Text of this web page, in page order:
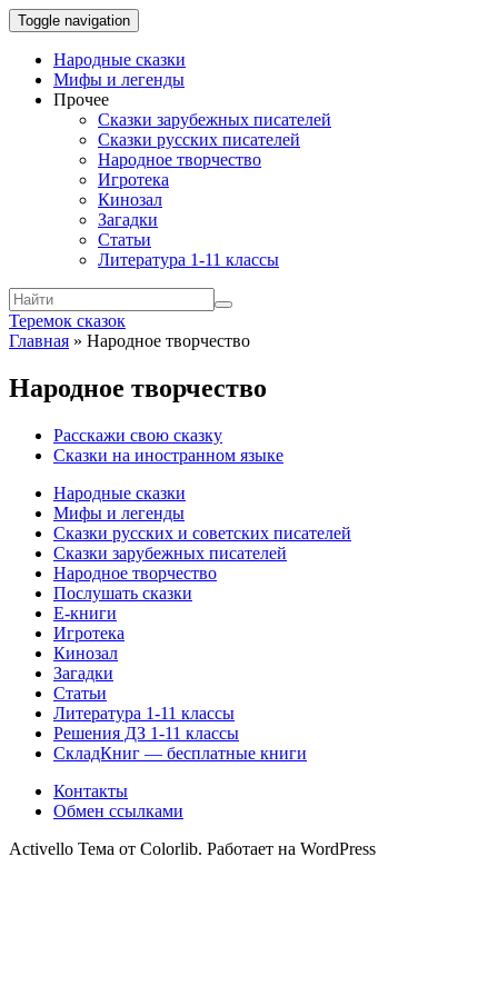
Toggle navigation
Народные сказки
Мифы и легенды
Прочее
Сказки зарубежных писателей
Сказки русских писателей
Народное творчество
Игротека
Кинозал
Загадки
Статьи
Литература 1-11 классы
Теремок сказок
Главная » Народное творчество
Народное творчество
Расскажи свою сказку
Сказки на иностранном языке
Народные сказки
Мифы и легенды
Сказки русских и советских писателей
Сказки зарубежных писателей
Народное творчество
Послушать сказки
Е-книги
Игротека
Кинозал
Загадки
Статьи
Литература 1-11 классы
Решения ДЗ 1-11 классы
СкладКниг — бесплатные книги
Контакты
Обмен ссылками
Activello Тема от Colorlib. Работает на WordPress